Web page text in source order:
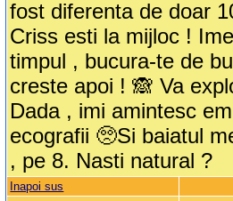
fost diferenta de doar
Criss esti la mijloc !
timpul , bucura-te de
creste apoi ! 🙈 Va
Dada , imi amintesc
ecografii 🥺Si baiatul
, pe 8. Nasti natural ?
Inapoi sus